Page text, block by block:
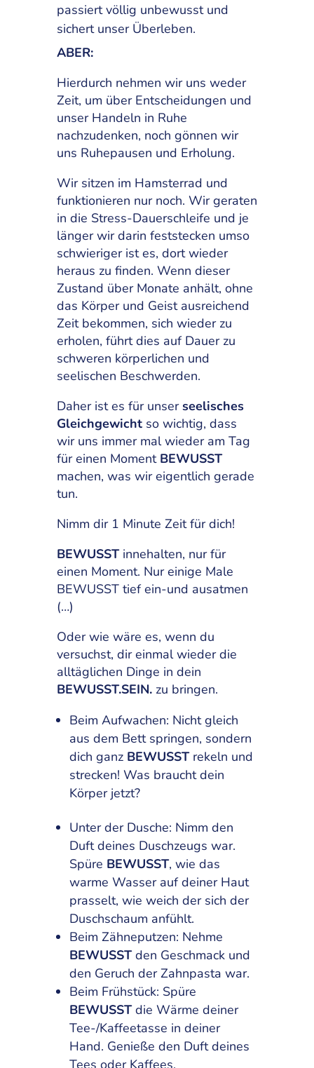
passiert völlig unbewusst und
sichert unser Überleben.
ABER:
Hierdurch nehmen wir uns weder
Zeit, um über Entscheidungen und
unser Handeln in Ruhe
nachzudenken, noch gönnen wir
uns Ruhepausen und Erholung.
Wir sitzen im Hamsterrad und
funktionieren nur noch. Wir geraten
in die Stress-Dauerschleife und je
länger wir darin feststecken umso
schwieriger ist es, dort wieder
heraus zu finden. Wenn dieser
Zustand über Monate anhält, ohne
das Körper und Geist ausreichend
Zeit bekommen, sich wieder zu
erholen, führt dies auf Dauer zu
schweren körperlichen und
seelischen Beschwerden.
Daher ist es für unserseelisches
Gleichgewichtso wichtig, dass
wir uns immer mal wieder am Tag
für einen Moment BEWUSST
machen, was wir eigentlich gerade
tun.
Nimm dir 1 Minute Zeit für dich!
BEWUSSTinnehalten, nur für
einen Moment. Nur einige Male
BEWUSST tief ein-und ausatmen
(…)
Oder wie wäre es, wenn du
versuchst, dir einmal wieder die
alltäglichen Dinge in dein
BEWUSST.SEIN.zu bringen.
Beim Aufwachen: Nicht gleich
aus dem Bett springen, sondern
dich ganz BEWUSSTrekeln und
strecken! Was braucht dein
Körper jetzt?
Unter der Dusche: Nimm den
Duft deines Duschzeugs war.
Spüre BEWUSST, wie das
warme Wasser auf deiner Haut
prasselt, wie weich der sich der
Duschschaum anfühlt.
Beim Zähneputzen: Nehme
BEWUSSTden Geschmack und
den Geruch der Zahnpasta war.
Beim Frühstück: Spüre
BEWUSSTdie Wärme deiner
Tee-/Kaffeetasse in deiner
Hand. Genieße den Duft deines